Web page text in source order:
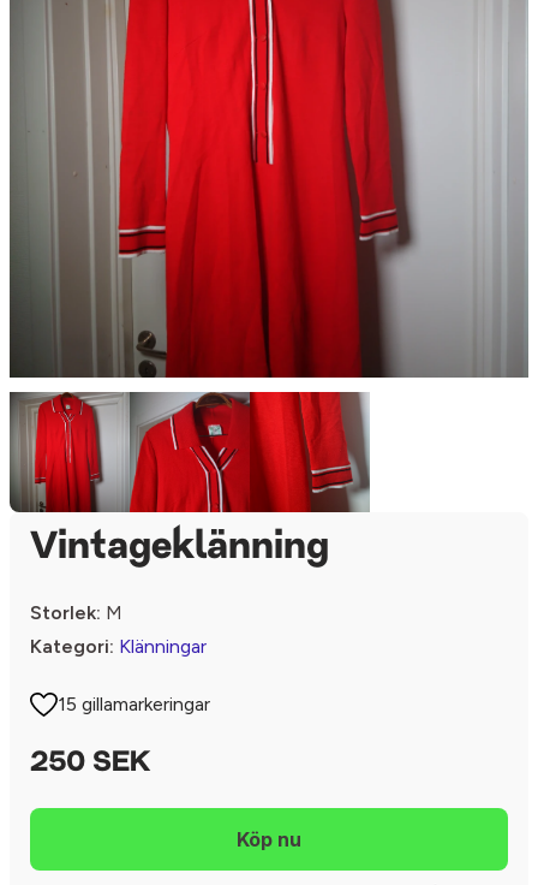
Vintageklänning
Storlek: M
Kategori: Klänningar
15 gillamarkeringar
250 SEK